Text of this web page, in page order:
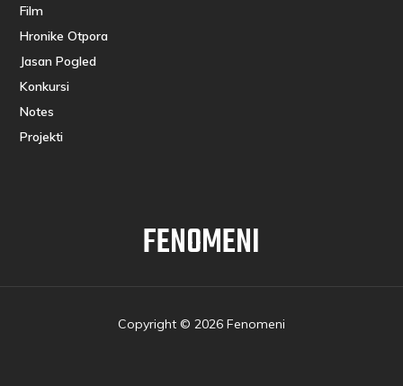
Film
Hronike Otpora
Jasan Pogled
Konkursi
Notes
Projekti
FENOMENI
Copyright © 2026 Fenomeni